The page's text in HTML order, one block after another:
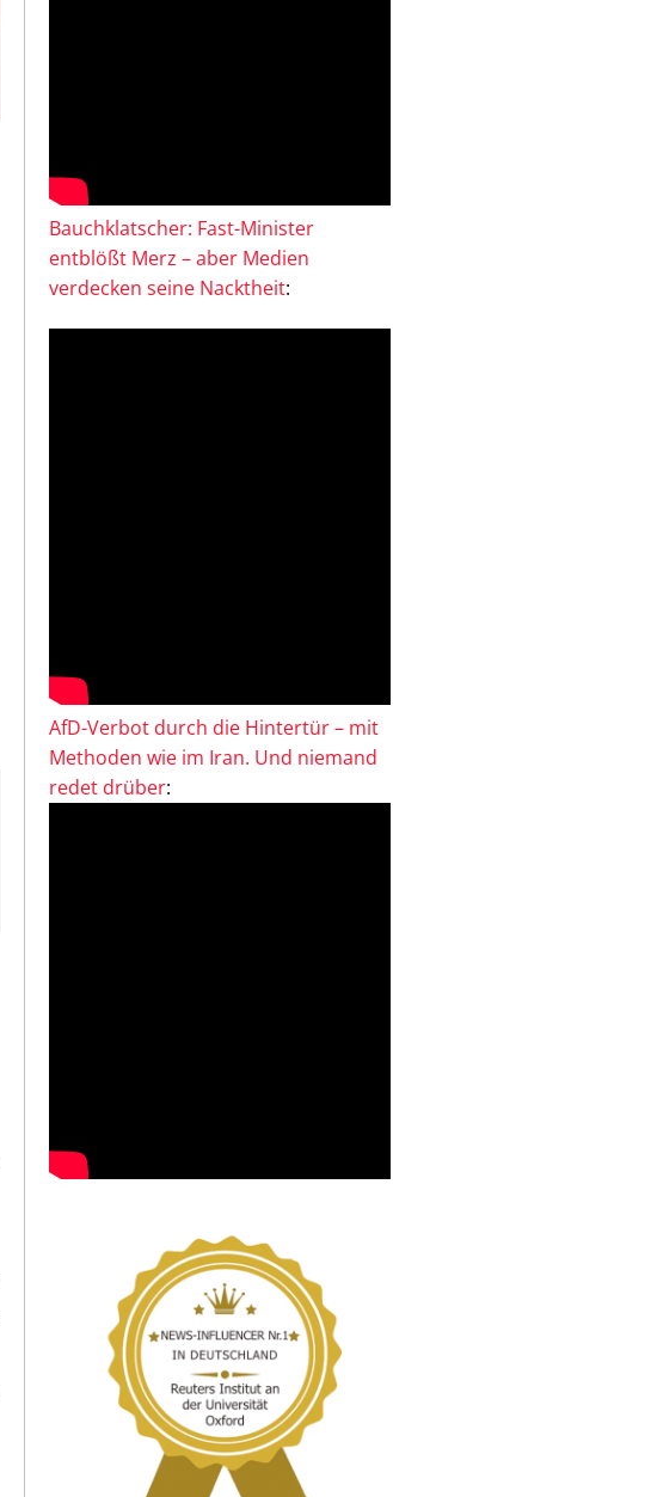
Bauchklatscher: Fast-Minister
entblößt Merz – aber Medien
verdecken seine Nacktheit:
AfD-Verbot durch die Hintertür – mit
Methoden wie im Iran. Und niemand
redet drüber: